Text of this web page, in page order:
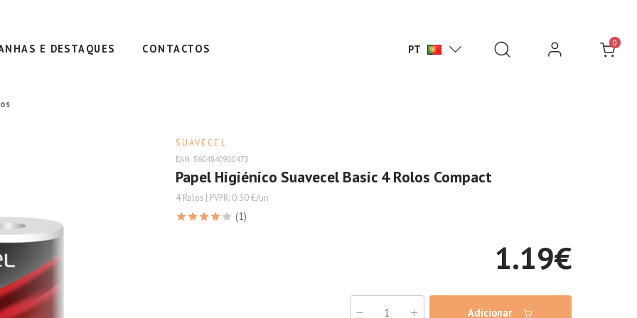
E DESTAQUES CONTACTOS PT
0
SUAVECEL
EAN: 5604840900473
Papel Higiénico Suavecel Basic 4 Rolos Compact
4 Rolos | PVPR: 0.30 €/un
(1)
1.19€
Adicionar